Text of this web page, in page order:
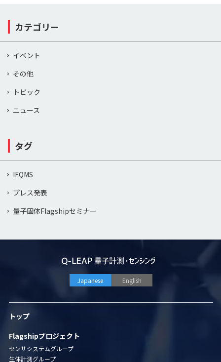
カテゴリー
イベント
その他
トピック
ニュース
タグ
IFQMS
プレス発表
量子固体Flagshipセミナー
Japanese English
トップ
Flagshipプロジェクト
センサシステムグループ
生体計測グループ